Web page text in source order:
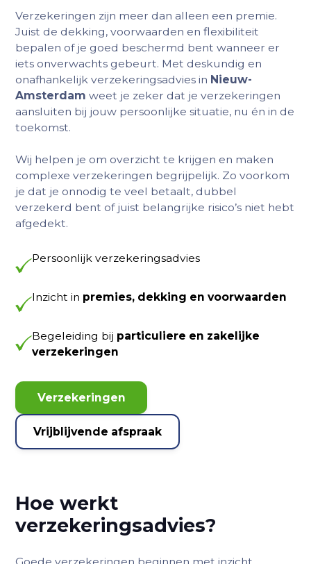
Verzekeringen zijn meer dan alleen een premie.
Juist de dekking, voorwaarden en flexibiliteit
bepalen of je goed beschermd bent wanneer er
iets onverwachts gebeurt. Met deskundig en
onafhankelijk verzekeringsadvies in Nieuw-
Amsterdam weet je zeker dat je verzekeringen
aansluiten bij jouw persoonlijke situatie, nu én in de
toekomst.
Wij helpen je om overzicht te krijgen en maken
complexe verzekeringen begrijpelijk. Zo voorkom
je dat je onnodig te veel betaalt, dubbel
verzekerd bent of juist belangrijke risico’s niet hebt
afgedekt.
Persoonlijk verzekeringsadvies
Inzicht in premies, dekking en voorwaarden
Begeleiding bij particuliere en zakelijke
verzekeringen
Verzekeringen
Vrijblijvende afspraak
Hoe werkt
verzekeringsadvies?